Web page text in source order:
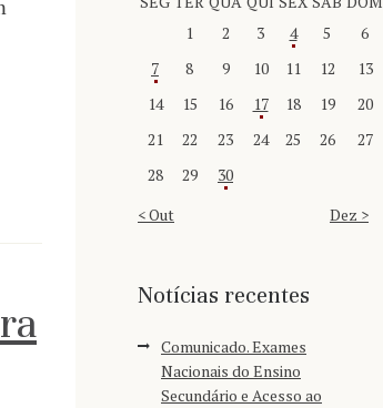
1
2 3 4 5
6
7
8 9 10 11 12
13
14
15 16 17 18 19
20
21
22 23 24 25 26
27
28
29
30
« Out
Dez »
Notícias recentes
Comunicado. Exames
Nacionais do Ensino
Secundário e Acesso ao